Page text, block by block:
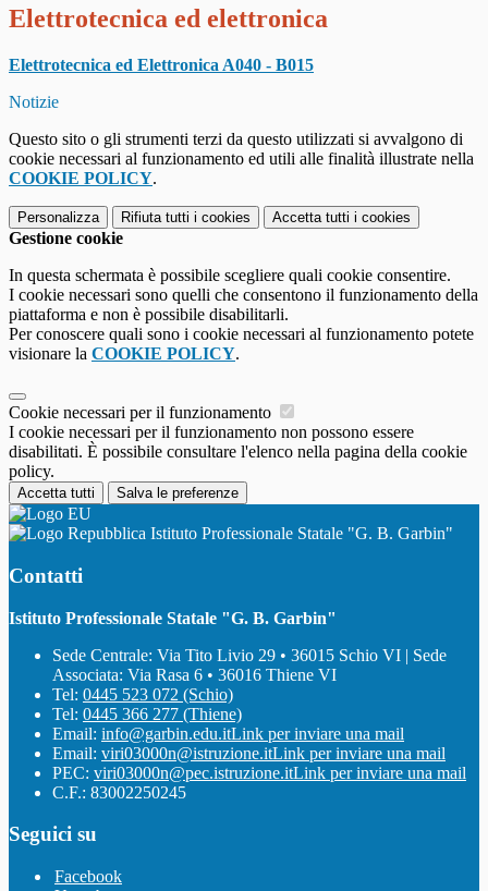
Elettrotecnica ed elettronica
Elettrotecnica ed Elettronica A040 - B015
Notizie
Questo sito o gli strumenti terzi da questo utilizzati si avvalgono di
cookie necessari al funzionamento ed utili alle finalità illustrate nella
COOKIE POLICY.
Personalizza Rifiuta tutti i cookies Accetta tutti i cookies
Gestione cookie
In questa schermata è possibile scegliere quali cookie consentire.
I cookie necessari sono quelli che consentono il funzionamento della
piattaforma e non è possibile disabilitarli.
Per conoscere quali sono i cookie necessari al funzionamento potete
visionare la COOKIE POLICY.
Cookie necessari per il funzionamento
I cookie necessari per il funzionamento non possono essere
disabilitati. È possibile consultare l'elenco nella pagina della cookie
policy.
Accetta tutti Salva le preferenze
Istituto Professionale Statale "G. B. Garbin"
Contatti
Istituto Professionale Statale "G. B. Garbin"
Sede Centrale: Via Tito Livio 29 • 36015 Schio VI | Sede
Associata: Via Rasa 6 • 36016 Thiene VI
Tel: 0445 523 072 (Schio)
Tel: 0445 366 277 (Thiene)
Email: info@garbin.edu.itLink per inviare una mail
Email: viri03000n@istruzione.itLink per inviare una mail
PEC: viri03000n@pec.istruzione.itLink per inviare una mail
C.F.: 83002250245
Seguici su
Facebook